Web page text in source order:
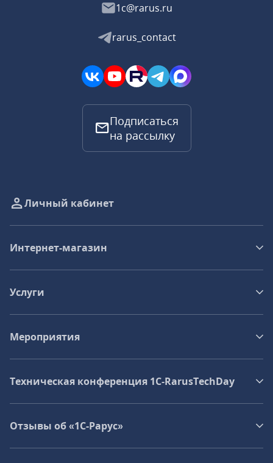
1c@rarus.ru
rarus_contact
Подписаться
на рассылку
Личный кабинет
Интернет-магазин
Услуги
Мероприятия
Техническая конференция 1C‑RarusTechDay
Отзывы об «1С-Рарус»